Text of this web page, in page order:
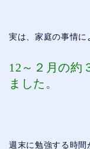
実は、家庭の事情に
12～２月の約
ました。
週末に勉強する時間